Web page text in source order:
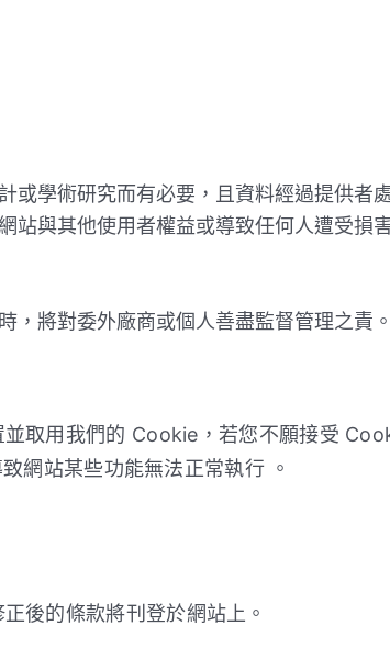
學術研究而有必要，且資料經過提供者
站與其他使用者權益或導致任何人遭受損
，將對委外廠商或個人善盡監督管理之責。
取用我們的 Cookie，若您不願接受
網站某些功能無法正常執行 。
後的條款將刊登於網站上。